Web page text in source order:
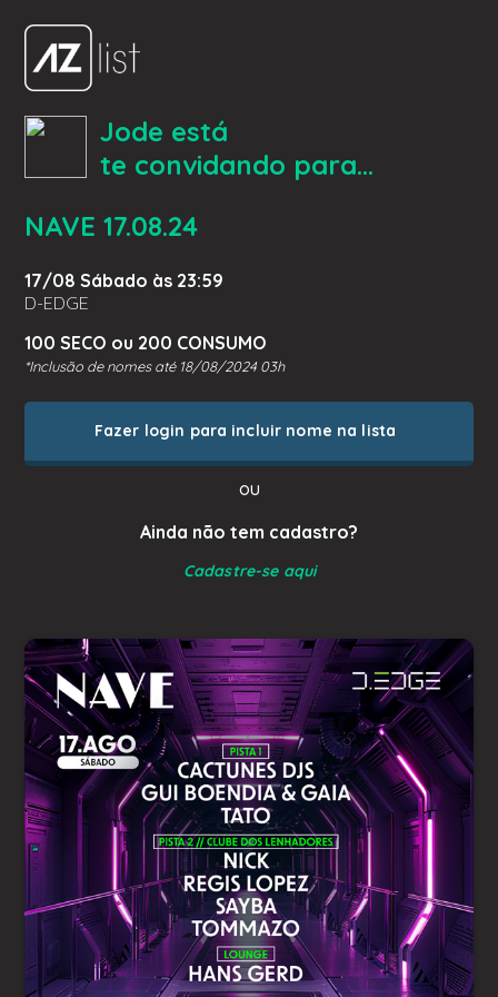
Jode está
te convidando para...
NAVE 17.08.24
17/08 Sábado às 23:59
D-EDGE
100 SECO ou 200 CONSUMO
*Inclusão de nomes até 18/08/2024 03h
Fazer login para incluir nome na lista
ou
Ainda não tem cadastro?
Cadastre-se aqui